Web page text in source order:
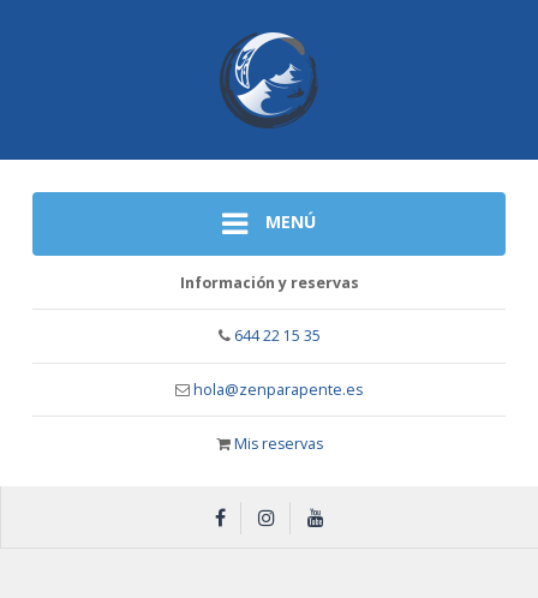
MENÚ
Información y reservas
644 22 15 35
hola@zenparapente.es
Mis reservas